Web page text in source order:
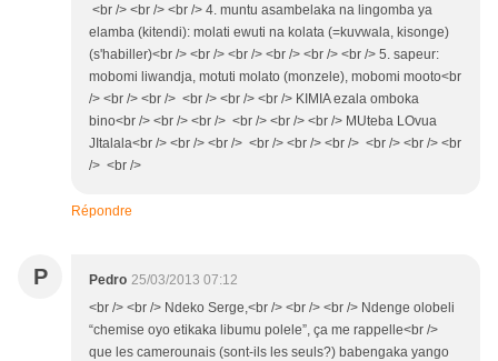
<br /> <br /> <br /> 4. muntu asambelaka na lingomba ya
elamba (kitendi): molati ewuti na kolata (=kuvwala, kisonge)
(s'habiller)<br /> <br /> <br /> <br /> <br /> <br /> 5. sapeur:
mobomi liwandja, motuti molato (monzele), mobomi mooto<br
/> <br /> <br /> <br /> <br /> <br /> KIMIA ezala omboka
bino<br /> <br /> <br /> <br /> <br /> <br /> MUteba LOvua
JItalala<br /> <br /> <br /> <br /> <br /> <br /> <br /> <br /> <br
/> <br />
Répondre
P Pedro 25/03/2013 07:12
<br /> <br /> Ndeko Serge,<br /> <br /> <br /> Ndenge olobeli
“chemise oyo etikaka libumu polele”, ça me rappelle<br />
que les camerounais (sont-ils les seuls?) babengaka yango